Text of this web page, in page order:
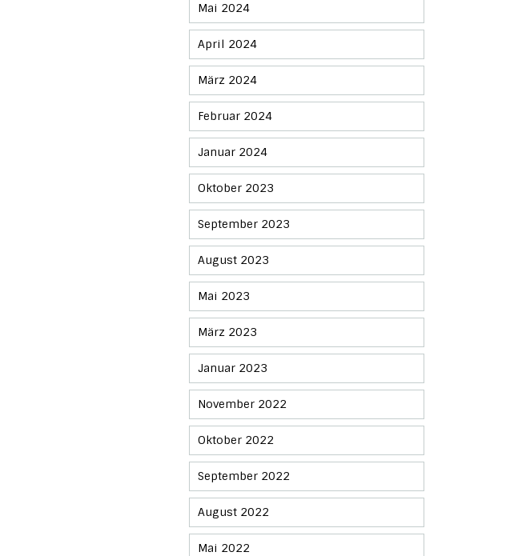
Mai 2024
April 2024
März 2024
Februar 2024
Januar 2024
Oktober 2023
September 2023
August 2023
Mai 2023
März 2023
Januar 2023
November 2022
Oktober 2022
September 2022
August 2022
Mai 2022